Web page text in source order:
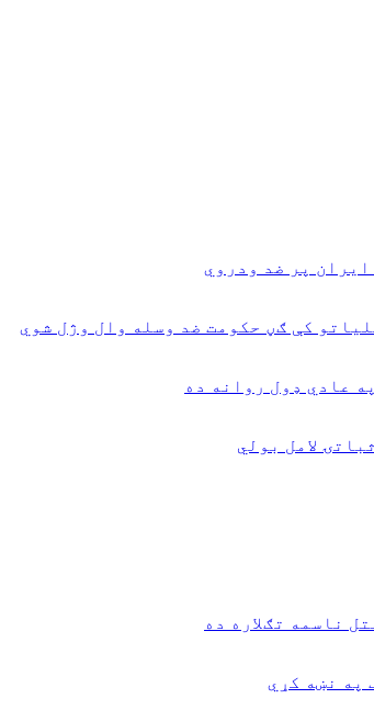
پر ضد ودروي
کې ګڼ حکومت ضد وسله وال وژل شوي
عادي ډول روانه ده
لامل بولي
ناسمه تګلاره ده
په نښه کړي